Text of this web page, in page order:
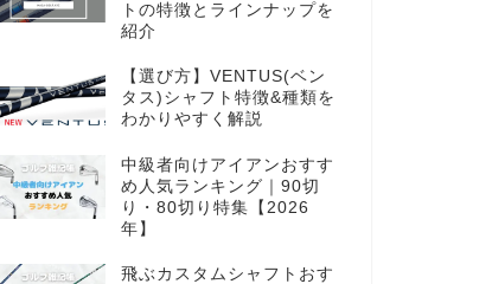
トの特徴とラインナップを
紹介
【選び方】VENTUS(ベン
タス)シャフト特徴&種類を
わかりやすく解説
中級者向けアイアンおすす
め人気ランキング｜90切
り・80切り特集【2026
年】
飛ぶカスタムシャフトおす